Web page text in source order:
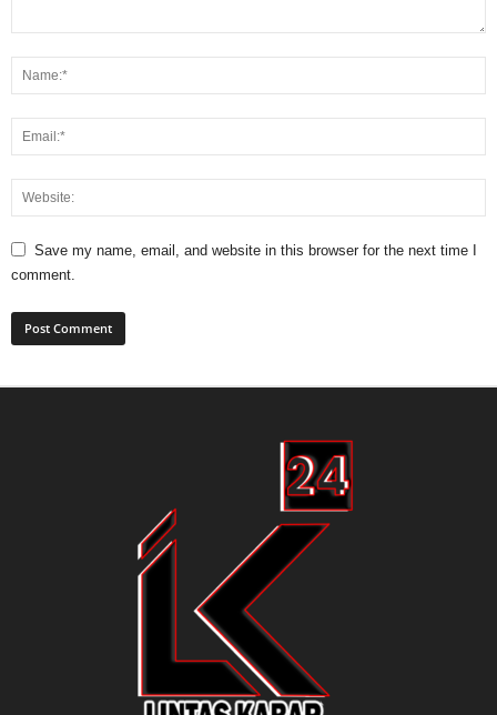
Save my name, email, and website in this browser for the next time I
comment.